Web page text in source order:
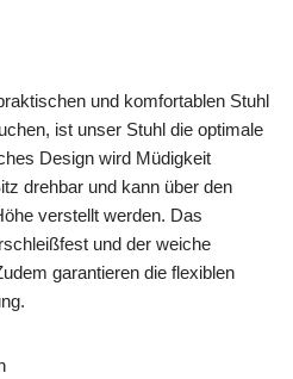
und komfortablen Stuhl
ist unser Stuhl die optimale
Design wird Müdigkeit
drehbar und kann über den
verstellt werden. Das
und der weiche
garantieren die flexiblen